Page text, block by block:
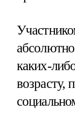
каких-
возрасту,